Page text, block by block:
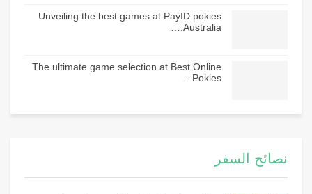
Unveiling the best games at PayID pokies
Australia:…
The ultimate game selection at Best Online
Pokies…
نصائح السفر